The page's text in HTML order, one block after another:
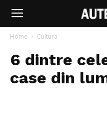
Home Cultura
6 dintre
case din